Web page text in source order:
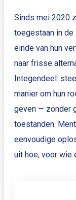
Sinds mei 2020
toegestaan in de
einde van hun
naar frisse
Integendeel:
manier om hun
geven — zonder
toestanden.
eenvoudige
uit hoe, voor wie